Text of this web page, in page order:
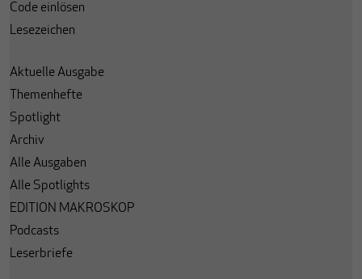
Code einlösen
Lesezeichen
Aktuelle Ausgabe
Themenhefte
Spotlight
Archiv
Alle Ausgaben
Alle Spotlights
EDITION MAKROSKOP
Podcasts
Leserbriefe